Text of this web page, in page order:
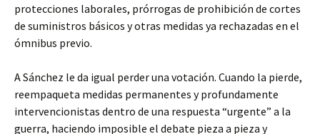
protecciones laborales, prórrogas de prohibición de cortes
de suministros básicos y otras medidas ya rechazadas en el
ómnibus previo.
A Sánchez le da igual perder una votación. Cuando la pierde,
reempaqueta medidas permanentes y profundamente
intervencionistas dentro de una respuesta “urgente” a la
guerra, haciendo imposible el debate pieza a pieza y